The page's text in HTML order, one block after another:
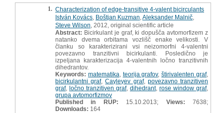
1. Characterization of edge-transitive 4-valent bicirculants
István Kovács Boštjan Kuzman Aleksander Malnič
Steve Wilson , 2012, original scientific article
Abstract: Bicirkulant je graf, ki dopušča avtomorfizem z
natanko dvema orbitama vozlišč enake velikosti. V
članku so karakterizirani vsi neizomorfni 4-valentni
povezavno tranzitivni bicirkulanti. Posledično je
izpeljana karakterizacija 4-valentnih ločno tranzitivnih
dihedrantov.
Keywords: matematika teorija grafov,štirivalenten graf,
bicirkulantni graf,Cayleyev graf, povezavno tranzitiven
graf, ločno tranzitiven graf, dihedrant, rose window graf,
grupa avtomorfizmov
Published in RUP: 15.10.2013; Views: 7638;
Downloads: 164